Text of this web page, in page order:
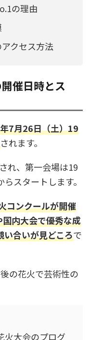
の理由
クセス方法
催日時とス
7月26日（土）19
されます。
れ、第一会場は19
スタートします。
コンクールが開催
内大会で優秀な成
い合いが見どころで
の花火で芸術性の
火大会のプログ